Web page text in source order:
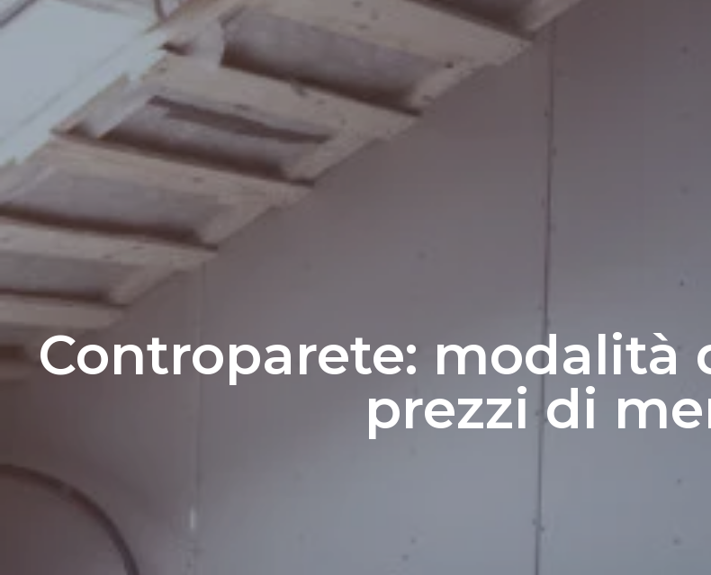
Controparete: modalità
prezzi di